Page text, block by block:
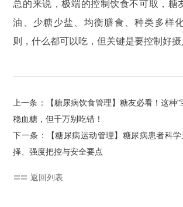
总的来说，极端的控制饮食不可取，糖
油、少糖少盐、均衡膳食、种类多样
则，什么都可以吃，但关键是要控制好摄
上一条：【糖尿病饮食管理】糖友必看！这种"
稳血糖，但千万别吃错！
下一条：【糖尿病运动管理】糖尿病患者科
择、强度把控与安全要点
返回列表